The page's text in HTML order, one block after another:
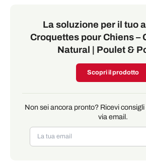
La soluzione per il tuo
Croquettes pour Chiens –
Natural | Poulet &
Scopri il prodotto
Non sei ancora pronto? Ricevi
via email.